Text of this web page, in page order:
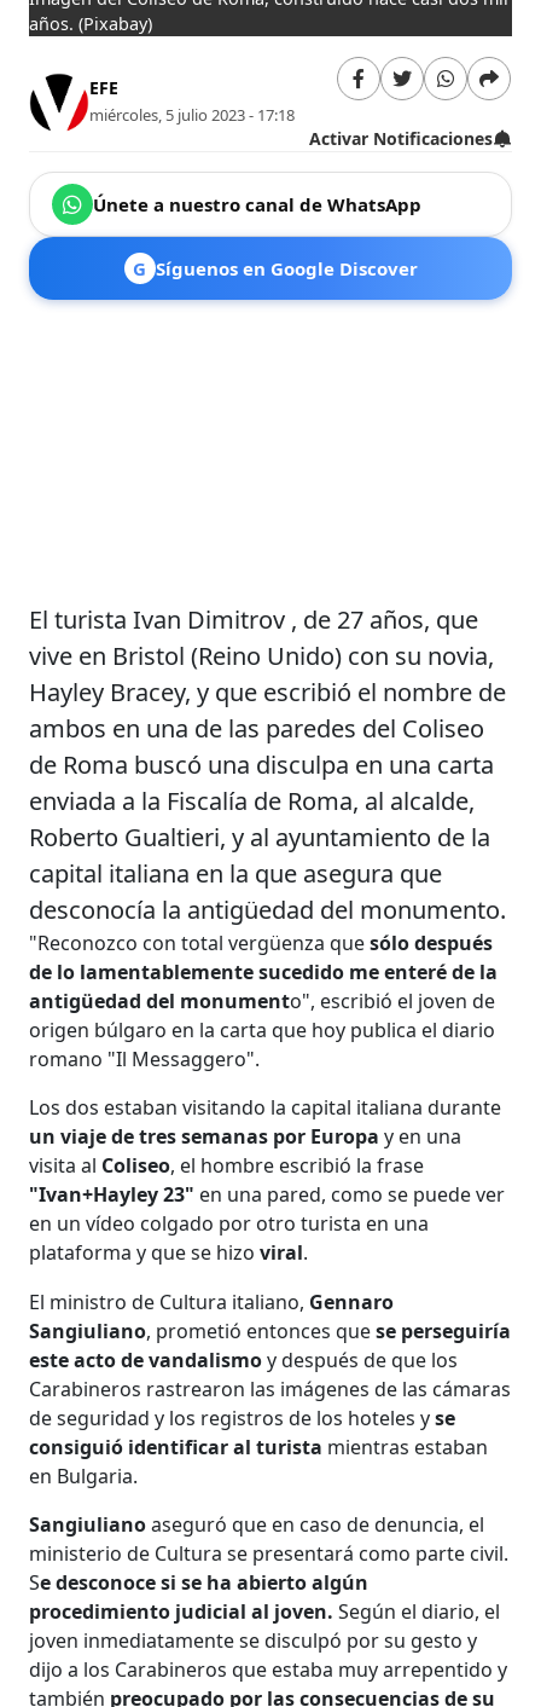
años. (Pixabay)
EFE
miércoles, 5 julio 2023 - 17:18
Activar Notificaciones
Únete a nuestro canal de WhatsApp
G Síguenos en Google Discover
El turista Ivan Dimitrov , de 27 años, que
vive en Bristol (Reino Unido) con su novia,
Hayley Bracey, y que escribió el nombre de
ambos en una de las paredes del Coliseo
de Roma buscó una disculpa en una carta
enviada a la Fiscalía de Roma, al alcalde,
Roberto Gualtieri, y al ayuntamiento de la
capital italiana en la que asegura que
desconocía la antigüedad del monumento.
"Reconozco con total vergüenza quesólo después
de lo lamentablemente sucedido me enteré de la
antigüedad del monumento", escribió el joven de
origen búlgaro en la carta que hoy publica el diario
romano "Il Messaggero".
Los dos estaban visitando la capital italiana durante
un viaje de tres semanas por Europa y en una
visita al Coliseo, el hombre escribió la frase
"Ivan+Hayley 23" en una pared, como se puede ver
en un vídeo colgado por otro turista en una
plataforma y que se hizoviral.
El ministro de Cultura italiano, Gennaro
Sangiuliano, prometió entonces quese perseguiría
este acto de vandalismoy después de que los
Carabineros rastrearon las imágenes de las cámaras
de seguridad y los registros de los hoteles yse
consiguió identificar al turista mientras estaban
en Bulgaria.
Sangiulianoaseguró que en caso de denuncia, el
ministerio de Cultura se presentará como parte civil.
Se desconoce si se ha abierto algún
procedimiento judicial al joven.Según el diario, el
joven inmediatamente se disculpó por su gesto y
dijo a los Carabineros que estaba muy arrepentido y
también preocupado por las consecuencias de su